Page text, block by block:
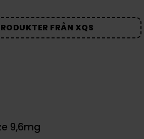
FRÅN XQS
9,6mg